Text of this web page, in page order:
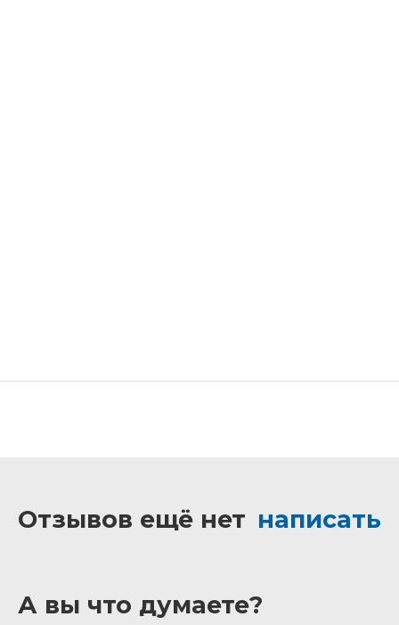
Отзывов ещё нет написать
А вы что думаете?